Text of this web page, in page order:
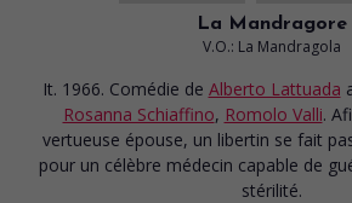
La Mandragore
V.O.: La Mandragola
It. 1966. Comédie de Alberto Lattuada
Rosanna Schiaffino, Romolo Valli.
vertueuse épouse, un libertin se fait
pour un célèbre médecin capable de
stérilité.